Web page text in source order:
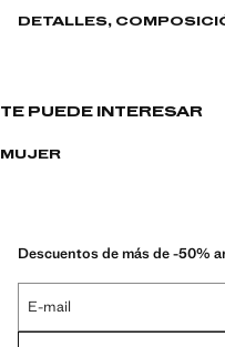
DETALLES,
TE PUEDE INTERESAR
MUJER
Descuentos de más de -50%
E-mail